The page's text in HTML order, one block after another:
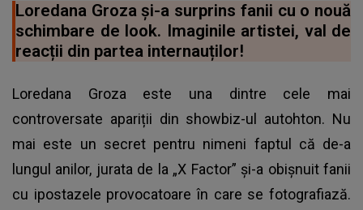
Loredana Groza și-a surprins fanii cu o nouă
schimbare de look. Imaginile artistei, val de
reacții din partea internauților!
Loredana Groza este una dintre cele mai
controversate apariții din showbiz-ul autohton. Nu
mai este un secret pentru nimeni faptul că de-a
lungul anilor, jurata de la „X Factor” și-a obișnuit fanii
cu ipostazele provocatoare în care se fotografiază.